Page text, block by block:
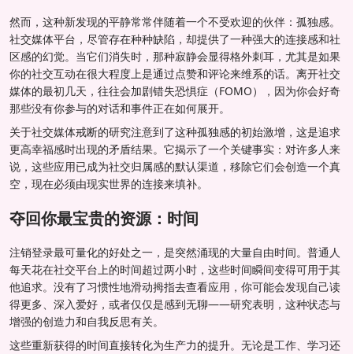
然而，这种新发现的平静常常伴随着一个不受欢迎的伙伴：孤独感。
社交媒体平台，尽管存在种种缺陷，却提供了一种强大的连接感和社
区感的幻觉。当它们消失时，那种寂静会显得格外刺耳，尤其是如果
你的社交互动在很大程度上是通过点赞和评论来维系的话。离开社交
媒体的最初几天，往往会加剧错失恐惧症（FOMO），因为你会好奇
那些没有你参与的对话和事件正在如何展开。
关于社交媒体戒断的研究注意到了这种孤独感的初始激增，这是追求
更高幸福感时出现的矛盾结果。它揭示了一个关键事实：对许多人来
说，这些应用已成为社交归属感的默认渠道，移除它们会创造一个真
空，现在必须由现实世界的连接来填补。
夺回你最宝贵的资源：时间
注销登录最可量化的好处之一，是突然涌现的大量自由时间。普通人
每天花在社交平台上的时间超过两小时，这些时间瞬间变得可用于其
他追求。没有了习惯性地滑动拇指去查看应用，你可能会发现自己读
得更多、深入爱好，或者仅仅是感到无聊——研究表明，这种状态与
增强的创造力和自我反思有关。
这些重新获得的时间直接转化为生产力的提升。无论是工作、学习还